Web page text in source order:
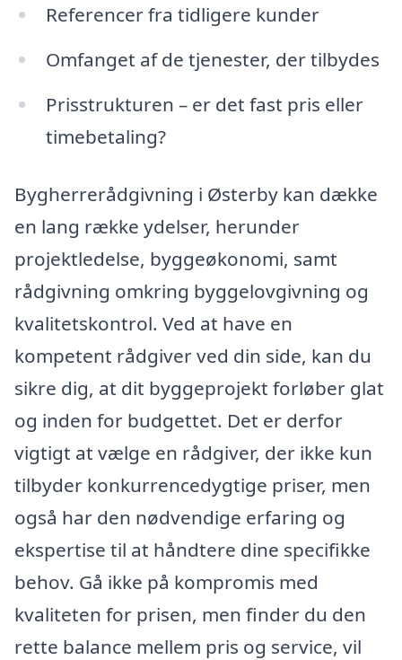
Referencer fra tidligere kunder
Omfanget af de tjenester, der tilbydes
Prisstrukturen – er det fast pris eller
timebetaling?
Bygherrerådgivning i Østerby kan dække
en lang række ydelser, herunder
projektledelse, byggeøkonomi, samt
rådgivning omkring byggelovgivning og
kvalitetskontrol. Ved at have en
kompetent rådgiver ved din side, kan du
sikre dig, at dit byggeprojekt forløber glat
og inden for budgettet. Det er derfor
vigtigt at vælge en rådgiver, der ikke kun
tilbyder konkurrencedygtige priser, men
også har den nødvendige erfaring og
ekspertise til at håndtere dine specifikke
behov. Gå ikke på kompromis med
kvaliteten for prisen, men finder du den
rette balance mellem pris og service, vil